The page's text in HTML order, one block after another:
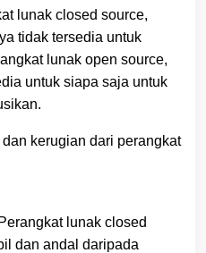
lunak closed source,
tidak tersedia untuk
lunak open source,
untuk siapa saja untuk
kerugian dari perangkat
lunak closed
dan andal daripada